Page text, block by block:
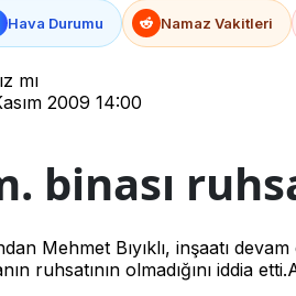
Hava Durumu Namaz Vakitleri
mı
2009 14:00
binası
Mehmet Bıyıklı, inşaatı
ruhsatının olmadığını iddia